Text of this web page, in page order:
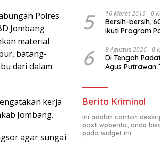
Polres
Jombang
material
batang-
dari dalam
kerja
Jombang.
agar sungai
5 16 Maret 2019 0
Bersih-bersih,
Ikuti Program
6 8 Agustus 2026 0
Di Tengah
Agus Putrawan
Berita Kriminal
Ini adalah contoh
post wpberita, anda
pada widget ini.